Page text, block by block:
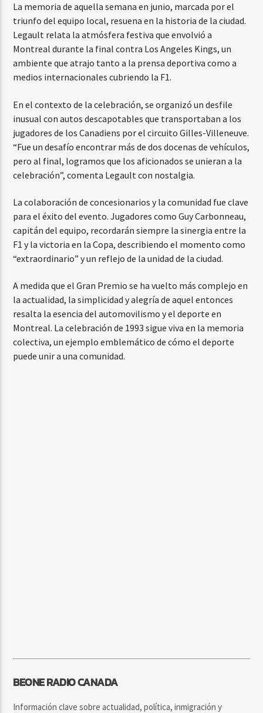
La memoria de aquella semana en junio, marcada por el
triunfo del equipo local, resuena en la historia de la ciudad.
Legault relata la atmósfera festiva que envolvió a
Montreal durante la final contra Los Angeles Kings, un
ambiente que atrajo tanto a la prensa deportiva como a
medios internacionales cubriendo la F1.
En el contexto de la celebración, se organizó un desfile
inusual con autos descapotables que transportaban a los
jugadores de los Canadiens por el circuito Gilles-Villeneuve.
“Fue un desafío encontrar más de dos docenas de vehículos,
pero al final, logramos que los aficionados se unieran a la
celebración”, comenta Legault con nostalgia.
La colaboración de concesionarios y la comunidad fue clave
para el éxito del evento. Jugadores como Guy Carbonneau,
capitán del equipo, recordarán siempre la sinergia entre la
F1 y la victoria en la Copa, describiendo el momento como
“extraordinario” y un reflejo de la unidad de la ciudad.
A medida que el Gran Premio se ha vuelto más complejo en
la actualidad, la simplicidad y alegría de aquel entonces
resalta la esencia del automovilismo y el deporte en
Montreal. La celebración de 1993 sigue viva en la memoria
colectiva, un ejemplo emblemático de cómo el deporte
puede unir a una comunidad.
BEONE RADIO CANADA
Información clave sobre actualidad, política, inmigración y